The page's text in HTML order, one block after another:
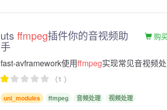
uts ffmpeg插件你的音视频助
手
购
fast-avframework使用ffmpeg实现常见音视频
（1 ）
uni_modules ffmpeg 音频处理 视频处理